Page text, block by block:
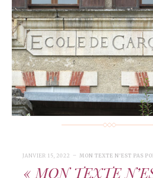
JANVIER 15, 2022 MON TEXTE N'EST PAS
« MON TEXTE